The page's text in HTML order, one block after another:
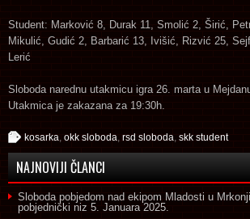
Student: Marković 8, Durak 11, Smolić 2, Širić,
Mikulić, Gudić 2, Barbarić 13, Ivišić, Rizvić 25,
Lerić
Sloboda narednu utakmicu igra 26. marta u
Utakmica je zakazana za 19:30h.
kosarka okk sloboda rsd sloboda skk student
NAJNOVIJI ČLANCI
Sloboda pobjedom nad ekipom Mladosti u
pobjednički niz 5. Januara 2025.